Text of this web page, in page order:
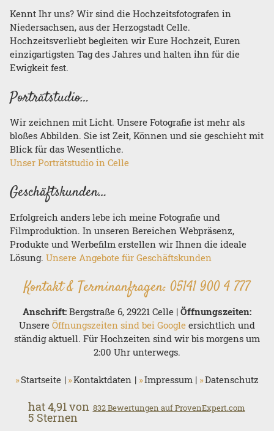
Kennt Ihr uns? Wir sind die Hochzeitsfotografen in
Niedersachsen, aus der Herzogstadt Celle.
Hochzeitsverliebt begleiten wir Eure Hochzeit, Euren
einzigartigsten Tag des Jahres und halten ihn für die
Ewigkeit fest.
Porträtstudio…
Wir zeichnen mit Licht. Unsere Fotografie ist mehr als
bloßes Abbilden. Sie ist Zeit, Können und sie geschieht mit
Blick für das Wesentliche.
Unser Porträtstudio in Celle
Geschäftskunden…
Erfolgreich anders lebe ich meine Fotografie und
Filmproduktion. In unseren Bereichen Webpräsenz,
Produkte und Werbefilm erstellen wir Ihnen die ideale
Lösung. Unsere Angebote für Geschäftskunden
Kontakt & Terminanfragen: 05141 900 4 777
Anschrift: Bergstraße 6, 29221 Celle | Öffnungszeiten:
Unsere Öffnungszeiten sind bei Google ersichtlich und
ständig aktuell. Für Hochzeiten sind wir bis morgens um
2:00 Uhr unterwegs.
Startseite Kontaktdaten Impressum Datenschutz
hat4,91von
5 Sternen
832Bewertungen auf ProvenExpert.com